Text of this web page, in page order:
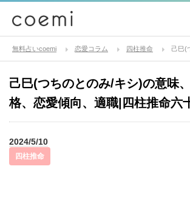
無料占いcoemi 恋愛コラム 四柱推命
己巳(つちのとのみ/キシ)の意味
格、恋愛傾向、適職|四柱推命六
2024/5/10
四柱推命